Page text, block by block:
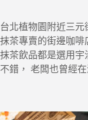
台北植物園附近三元
抹茶專賣的街邊咖啡
抹茶飲品都是選用宇
不錯， 老闆也曾經